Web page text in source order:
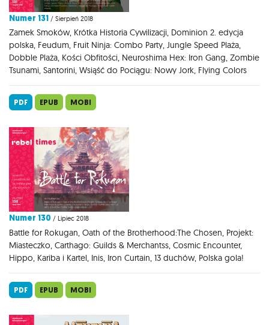
Numer 131 / Sierpień 2018
Zamek Smoków, Krótka Historia Cywilizacji, Dominion 2. edycja
polska, Feudum, Fruit Ninja: Combo Party, Jungle Speed Plaża,
Dobble Plaża, Kości Obfitości, Neuroshima Hex: Iron Gang, Zombie
Tsunami, Santorini, Wsiąść do Pociągu: Nowy Jork, Flying Colors
PDF EPUB MOBI
Numer 130 / Lipiec 2018
Battle for Rokugan, Oath of the Brotherhood:The Chosen, Projekt:
Miasteczko, Carthago: Guilds & Merchantss, Cosmic Encounter,
Hippo, Kariba i Kartel, Inis, Iron Curtain, 13 duchów, Polska gola!
PDF EPUB MOBI